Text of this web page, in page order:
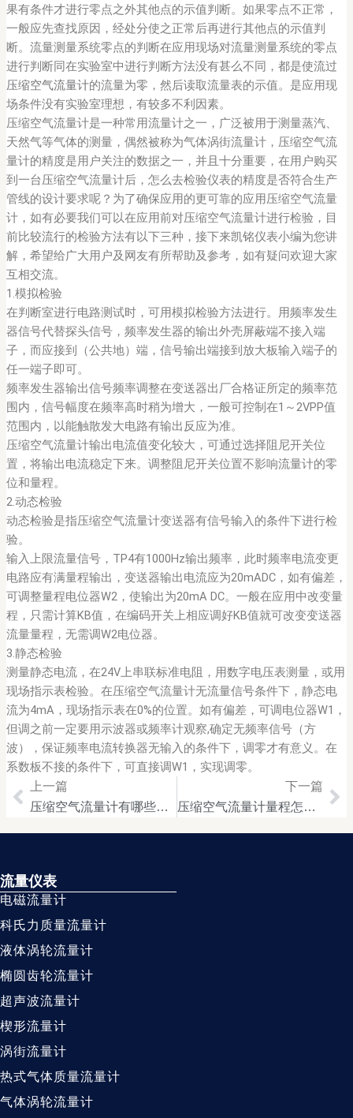
果有条件才进行零点之外其他点的示值判断。如果零点不正常，
一般应先查找原因，经处分使之正常后再进行其他点的示值判
断。流量测量系统零点的判断在应用现场对流量测量系统的零点
进行判断同在实验室中进行判断方法没有甚么不同，都是使流过
压缩空气流量计的流量为零，然后读取流量表的示值。是应用现
场条件没有实验室理想，有较多不利因素。
压缩空气流量计是一种常用流量计之一，广泛被用于测量蒸汽、
天然气等气体的测量，偶然被称为气体涡街流量计，压缩空气流
量计的精度是用户关注的数据之一，并且十分重要，在用户购买
到一台压缩空气流量计后，怎么去检验仪表的精度是否符合生产
管线的设计要求呢？为了确保应用的更可靠的应用压缩空气流量
计，如有必要我们可以在应用前对压缩空气流量计进行检验，目
前比较流行的检验方法有以下三种，接下来凯铭仪表小编为您讲
解，希望给广大用户及网友有所帮助及参考，如有疑问欢迎大家
互相交流。
1.模拟检验
在判断室进行电路测试时，可用模拟检验方法进行。用频率发生
器信号代替探头信号，频率发生器的输出外壳屏蔽端不接入端
子，而应接到（公共地）端，信号输出端接到放大板输入端子的
任一端子即可。
频率发生器输出信号频率调整在变送器出厂合格证所定的频率范
围内，信号幅度在频率高时稍为增大，一般可控制在1～2VPP值
范围内，以能触散发大电路有输出反应为准。
压缩空气流量计输出电流值变化较大，可通过选择阻尼开关位
置，将输出电流稳定下来。调整阻尼开关位置不影响流量计的零
位和量程。
2.动态检验
动态检验是指压缩空气流量计变送器有信号输入的条件下进行检
验。
输入上限流量信号，TP4有1000Hz输出频率，此时频率电流变更
电路应有满量程输出，变送器输出电流应为20mADC，如有偏差，
可调整量程电位器W2，使输出为20mA DC。一般在应用中改变量
程，只需计算KB值，在编码开关上相应调好KB值就可改变变送器
流量量程，无需调W2电位器。
3.静态检验
测量静态电流，在24V上串联标准电阻，用数字电压表测量，或用
现场指示表检验。在压缩空气流量计无流量信号条件下，静态电
流为4mA，现场指示表在0%的位置。如有偏差，可调电位器W1，
但调之前一定要用示波器或频率计观察,确定无频率信号（方
波），保证频率电流转换器无输入的条件下，调零才有意义。在
系数板不接的条件下，可直接调W1，实现调零。
Prev
上一篇
压缩空气流量计有哪些类型
下一篇
压缩空气流量计量程怎么选
流量仪表
电磁流量计
科氏力质量流量计
液体涡轮流量计
椭圆齿轮流量计
超声波流量计
楔形流量计
涡街流量计
热式气体质量流量计
气体涡轮流量计